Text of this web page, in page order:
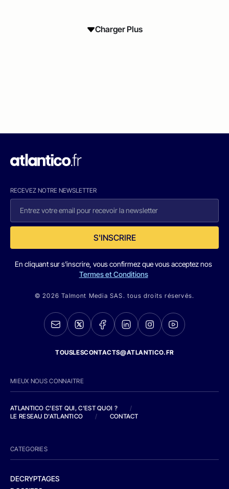
Charger Plus
RECEVEZ NOTRE NEWSLETTER
S'INSCRIRE
En cliquant sur s'inscrire, vous confirmez que vous acceptez nos
Termes et Conditions
© 2026 Talmont Media SAS. tous droits réservés.
TOUSLESCONTACTS@ATLANTICO.FR
MIEUX NOUS CONNAITRE
ATLANTICO C'EST QUI, C'EST QUOI ?
/
LE RESEAU D'ATLANTICO
/ CONTACT
CATEGORIES
DECRYPTAGES